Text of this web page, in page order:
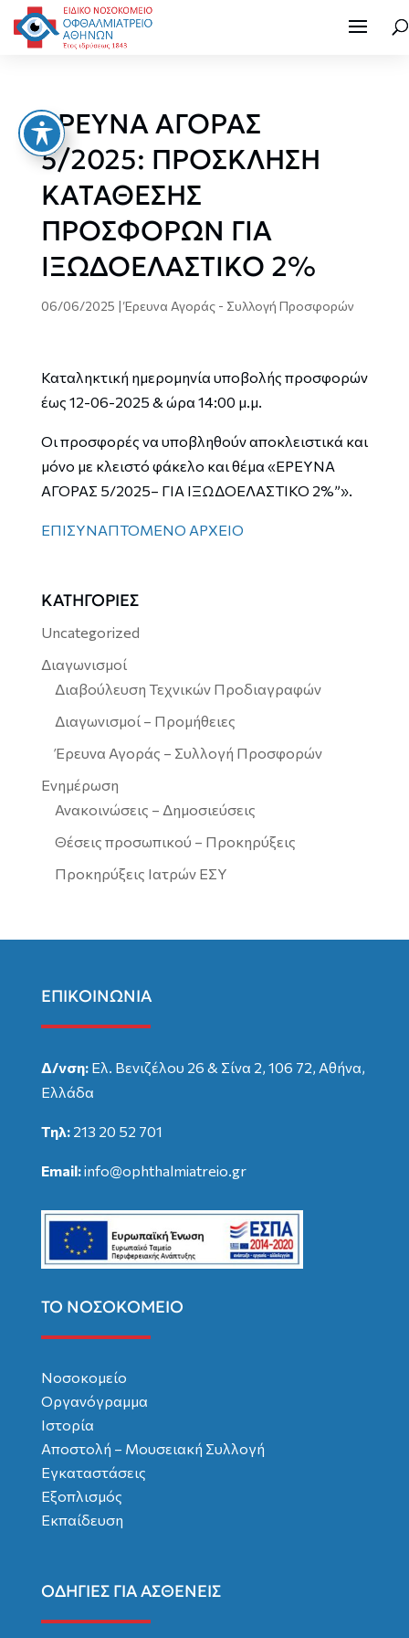
ΕΡΕΥΝΑ ΑΓΟΡΑΣ
5/2025: ΠΡΟΣΚΛΗΣΗ
ΚΑΤΑΘΕΣΗΣ
ΠΡΟΣΦΟΡΩΝ ΓΙΑ
ΙΞΩΔΟΕΛΑΣΤΙΚΟ 2%
06/06/2025 |Έρευνα Αγοράς - Συλλογή Προσφορών
Καταληκτική ημερομηνία υποβολής προσφορών
έως 12-06-2025 & ώρα 14:00 μ.μ.
Οι προσφορές να υποβληθούν αποκλειστικά και
μόνο με κλειστό φάκελο και θέμα «ΕΡΕΥΝΑ
ΑΓΟΡΑΣ 5/2025– ΓΙΑ ΙΞΩΔΟΕΛΑΣΤΙΚΟ 2%”».
ΕΠΙΣΥΝΑΠΤΟΜΕΝΟ ΑΡΧΕΙΟ
ΚΑΤΗΓΟΡΙΕΣ
Uncategorized
Διαγωνισμοί
Διαβούλευση Τεχνικών Προδιαγραφών
Διαγωνισμοί – Προμήθειες
Έρευνα Αγοράς – Συλλογή Προσφορών
Ενημέρωση
Ανακοινώσεις – Δημοσιεύσεις
Θέσεις προσωπικού – Προκηρύξεις
Προκηρύξεις Ιατρών ΕΣΥ
ΕΠΙΚΟΙΝΩΝΙΑ
Δ/νση:Ελ. Βενιζέλου 26 & Σίνα 2, 106 72, Αθήνα,
Ελλάδα
Τηλ: 213 20 52 701
Email:info@ophthalmiatreio.gr
ΤΟ ΝΟΣΟΚΟΜΕΙΟ
Νοσοκομείο
Οργανόγραμμα
Ιστορία
Αποστολή – Μουσειακή Συλλογή
Εγκαταστάσεις
Εξοπλισμός
Εκπαίδευση
ΟΔΗΓΙΕΣ ΓΙΑ ΑΣΘΕΝΕΙΣ